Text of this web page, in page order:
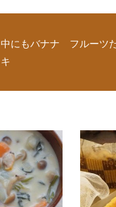
中にもバナナ フルーツ
キ